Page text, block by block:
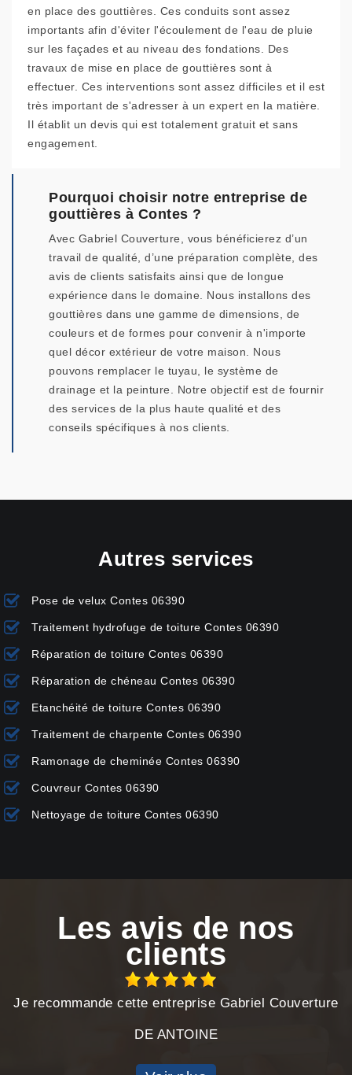
en place des gouttières. Ces conduits sont assez
importants afin d'éviter l'écoulement de l'eau de pluie
sur les façades et au niveau des fondations. Des
travaux de mise en place de gouttières sont à
effectuer. Ces interventions sont assez difficiles et il est
très important de s'adresser à un expert en la matière.
Il établit un devis qui est totalement gratuit et sans
engagement.
Pourquoi choisir notre entreprise de
gouttières à Contes ?
Avec Gabriel Couverture, vous bénéficierez d’un
travail de qualité, d’une préparation complète, des
avis de clients satisfaits ainsi que de longue
expérience dans le domaine. Nous installons des
gouttières dans une gamme de dimensions, de
couleurs et de formes pour convenir à n'importe
quel décor extérieur de votre maison. Nous
pouvons remplacer le tuyau, le système de
drainage et la peinture. Notre objectif est de fournir
des services de la plus haute qualité et des
conseils spécifiques à nos clients.
Autres services
Pose de velux Contes 06390
Traitement hydrofuge de toiture Contes 06390
Réparation de toiture Contes 06390
Réparation de chéneau Contes 06390
Etanchéité de toiture Contes 06390
Traitement de charpente Contes 06390
Ramonage de cheminée Contes 06390
Couvreur Contes 06390
Nettoyage de toiture Contes 06390
Les avis de nos
clients
Je recommande cette entreprise Gabriel Couverture
DE ANTOINE